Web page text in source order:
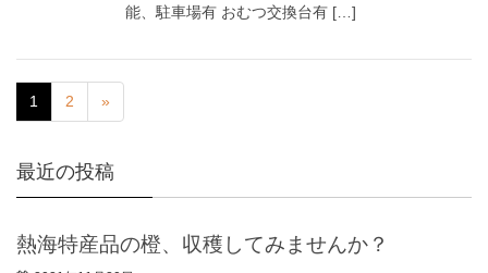
能、駐車場有 おむつ交換台有 […]
1 2 »
最近の投稿
熱海特産品の橙、収穫してみませんか？